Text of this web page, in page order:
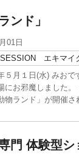
ンド」
01日
SESSION エキマイ
５月１日(水) みおで
にお邪魔しました
物ランド」が開催さ
門 体験型